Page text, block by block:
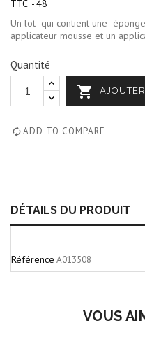
TTC
48
Un lot qui contient une
applicateur mousse et un
Quantité

ADD TO COMPARE
DÉTAILS DU PRODUIT
Référence A013508
VOUS